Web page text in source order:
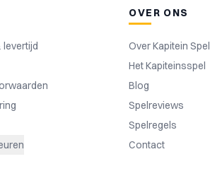
levertijd
OVER ONS
Over Kapitein Spel
Het Kapiteinsspel
Blog
Spelreviews
Spelregels
Contact